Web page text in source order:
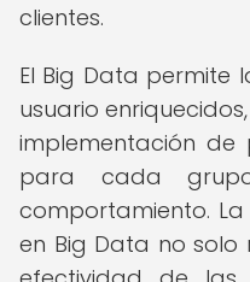
clientes.
El Big Data permite
usuario
implementación de
para cada
comportamiento.
en Big Data no